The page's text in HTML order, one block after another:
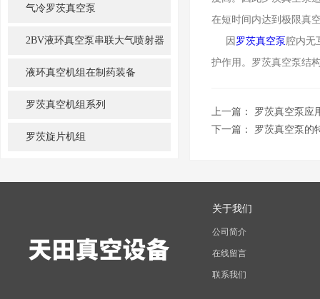
气冷罗茨真空泵
2BV液环真空泵串联大气喷射器
机组液环真空机组在制药装备
罗茨真空机组系列
罗茨旋片机组
在短时间内达到极限真
因 罗茨真空泵 腔内无
护作用。罗茨真空泵结
上一篇： 罗茨真空泵应
下一篇： 罗茨真空泵的
关于我们
公司简介
在线留言
联系我们